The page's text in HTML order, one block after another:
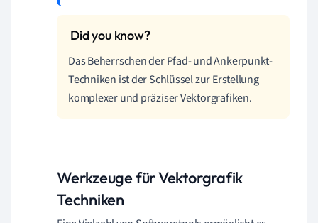
Das Beherrschen der Pfad- und Ankerpunkt-
Techniken ist der Schlüssel zur Erstellung
komplexer und präziser Vektorgrafiken.
Werkzeuge für Vektorgrafik
Techniken